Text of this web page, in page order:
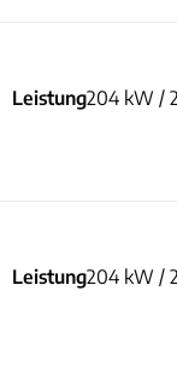
Leistung204 kW /
Leistung204 kW /